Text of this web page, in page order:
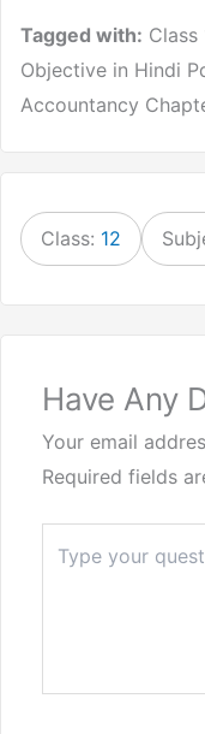
Tagged with:
Objective in Hindi
Accountancy
Class: 12
Have Any
Your email
Required fields
here..